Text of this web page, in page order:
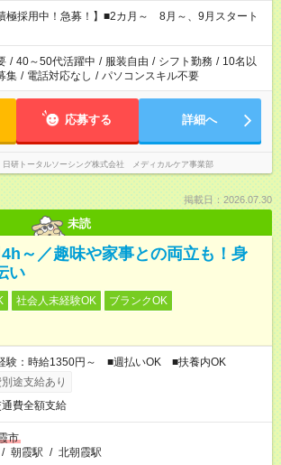
が週40時間を超えなければOKです。
極採用中！急募！】■2カ月～ 8月～、9月スタート
/ 40～50代活躍中 / 服装自由 / シフト勤務 / 10名以
集 / 電話対応なし / パソコンスキル不要
応募する 詳細へ
日研トータルソーシング株式会社 メディカルケア事業部
掲載日：2026.07.30
未読
～／趣味や家事との両立も！身
い
社会人未経験OK
ブランクOK
験：時給1350円～ ■週払いOK ■扶養内OK
途支給あり
費全額支給
市
/ 朝霞駅 / 北朝霞駅